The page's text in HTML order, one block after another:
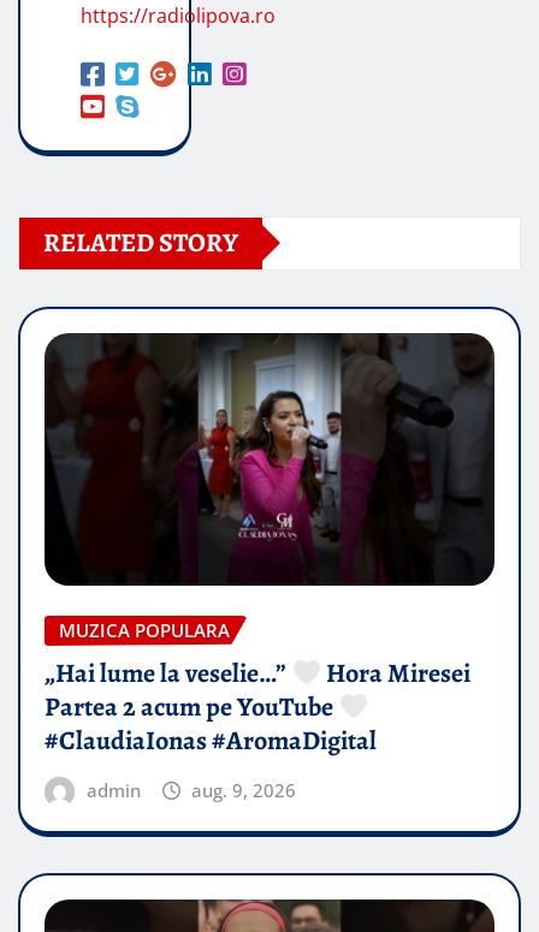
https://radiolipova.ro
RELATED STORY
MUZICA POPULARA
„Hai lume la veselie…”
Hora Miresei
Partea 2 acum pe YouTube
#ClaudiaIonas #AromaDigital
admin aug. 9, 2026